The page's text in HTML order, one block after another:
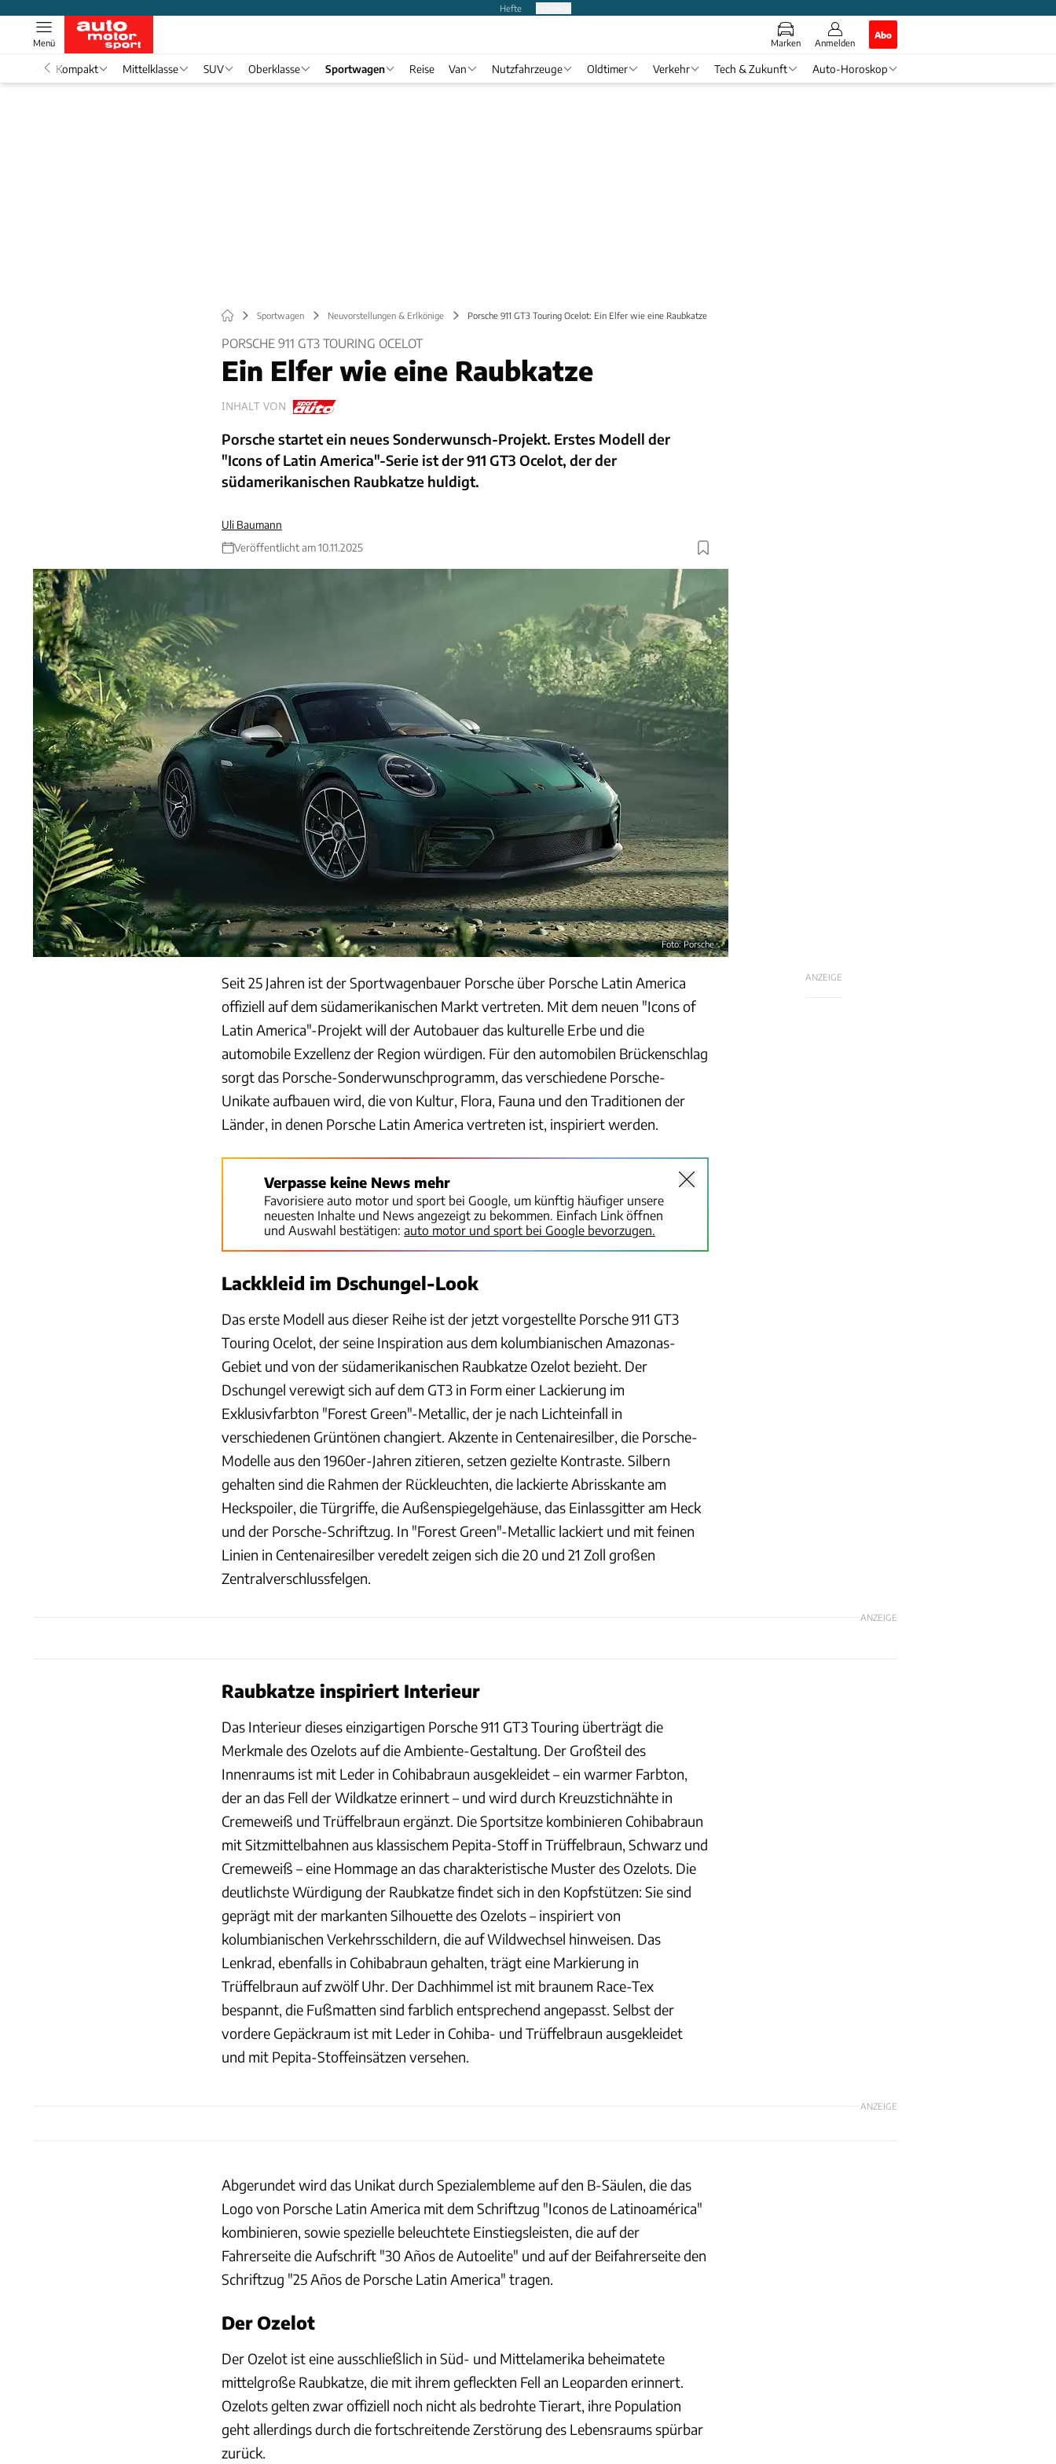
Hefte
Marken Anmelden
Abo
Menü
Kompakt Mittelklasse SUV Oberklasse Sportwagen Reise Van Nutzfahrzeuge Oldtimer Verkehr Tech & Zukunft Auto-Horoskop
Sportwagen Neuvorstellungen & Erlkönige Porsche 911 GT3 Touring Ocelot: Ein Elfer wie eine Raubkatze
PORSCHE 911 GT3 TOURING OCELOT
Ein Elfer wie eine Raubkatze
INHALT VON
Porsche startet ein neues Sonderwunsch-Projekt. Erstes Modell der
"Icons of Latin America"-Serie ist der 911 GT3 Ocelot, der der
südamerikanischen Raubkatze huldigt.
Uli Baumann
Veröffentlicht am 10.11.2025
Foto: Porsche
ANZEIGE
Seit 25 Jahren ist der Sportwagenbauer Porsche über Porsche Latin America
offiziell auf dem südamerikanischen Markt vertreten. Mit dem neuen "Icons of
Latin America"-Projekt will der Autobauer das kulturelle Erbe und die
automobile Exzellenz der Region würdigen. Für den automobilen Brückenschlag
sorgt das Porsche-Sonderwunschprogramm, das verschiedene Porsche-
Unikate aufbauen wird, die von Kultur, Flora, Fauna und den Traditionen der
Länder, in denen Porsche Latin America vertreten ist, inspiriert werden.
Verpasse keine News mehr
Favorisiere auto motor und sport bei Google, um künftig häufiger unsere
neuesten Inhalte und News angezeigt zu bekommen. Einfach Link öffnen
und Auswahl bestätigen: auto motor und sport bei Google bevorzugen.
Lackkleid im Dschungel-Look
Das erste Modell aus dieser Reihe ist der jetzt vorgestellte Porsche 911 GT3
Touring Ocelot, der seine Inspiration aus dem kolumbianischen Amazonas-
Gebiet und von der südamerikanischen Raubkatze Ozelot bezieht. Der
Dschungel verewigt sich auf dem GT3 in Form einer Lackierung im
Exklusivfarbton "Forest Green"-Metallic, der je nach Lichteinfall in
verschiedenen Grüntönen changiert. Akzente in Centenairesilber, die Porsche-
Modelle aus den 1960er-Jahren zitieren, setzen gezielte Kontraste. Silbern
gehalten sind die Rahmen der Rückleuchten, die lackierte Abrisskante am
Heckspoiler, die Türgriffe, die Außenspiegelgehäuse, das Einlassgitter am Heck
und der Porsche-Schriftzug. In "Forest Green"-Metallic lackiert und mit feinen
Linien in Centenairesilber veredelt zeigen sich die 20 und 21 Zoll großen
Zentralverschlussfelgen.
ANZEIGE
Raubkatze inspiriert Interieur
Das Interieur dieses einzigartigen Porsche 911 GT3 Touring überträgt die
Merkmale des Ozelots auf die Ambiente-Gestaltung. Der Großteil des
Innenraums ist mit Leder in Cohibabraun ausgekleidet – ein warmer Farbton,
der an das Fell der Wildkatze erinnert – und wird durch Kreuzstichnähte in
Cremeweiß und Trüffelbraun ergänzt. Die Sportsitze kombinieren Cohibabraun
mit Sitzmittelbahnen aus klassischem Pepita-Stoff in Trüffelbraun, Schwarz und
Cremeweiß – eine Hommage an das charakteristische Muster des Ozelots. Die
deutlichste Würdigung der Raubkatze findet sich in den Kopfstützen: Sie sind
geprägt mit der markanten Silhouette des Ozelots – inspiriert von
kolumbianischen Verkehrsschildern, die auf Wildwechsel hinweisen. Das
Lenkrad, ebenfalls in Cohibabraun gehalten, trägt eine Markierung in
Trüffelbraun auf zwölf Uhr. Der Dachhimmel ist mit braunem Race-Tex
bespannt, die Fußmatten sind farblich entsprechend angepasst. Selbst der
vordere Gepäckraum ist mit Leder in Cohiba- und Trüffelbraun ausgekleidet
und mit Pepita-Stoffeinsätzen versehen.
ANZEIGE
Abgerundet wird das Unikat durch Spezialembleme auf den B-Säulen, die das
Logo von Porsche Latin America mit dem Schriftzug "Iconos de Latinoamérica"
kombinieren, sowie spezielle beleuchtete Einstiegsleisten, die auf der
Fahrerseite die Aufschrift "30 Años de Autoelite" und auf der Beifahrerseite den
Schriftzug "25 Años de Porsche Latin America" tragen.
Der Ozelot
Der Ozelot ist eine ausschließlich in Süd- und Mittelamerika beheimatete
mittelgroße Raubkatze, die mit ihrem gefleckten Fell an Leoparden erinnert.
Ozelots gelten zwar offiziell noch nicht als bedrohte Tierart, ihre Population
geht allerdings durch die fortschreitende Zerstörung des Lebensraums spürbar
zurück.